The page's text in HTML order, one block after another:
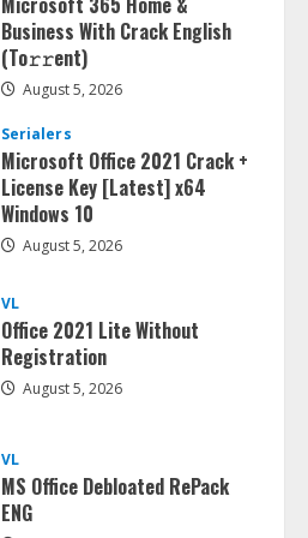
Business With Crack English
(To𝚛𝚛еnt)
August 5, 2026
Serialers
Microsoft Office 2021 Crack +
License Key [Latest] x64
Windows 10
August 5, 2026
VL
Office 2021 Lite Without
Registration
August 5, 2026
VL
MS Office Debloated RePack
ENG